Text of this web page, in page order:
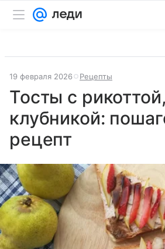
19 февраля 2026 Рецепты
Тосты с
клубникой:
рецепт